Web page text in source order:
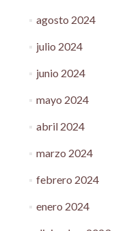
agosto 2024
julio 2024
junio 2024
mayo 2024
abril 2024
marzo 2024
febrero 2024
enero 2024